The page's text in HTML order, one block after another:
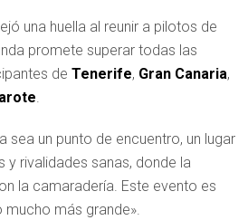
una huella al reunir a pilotos de
promete superar todas las
de Tenerife, Gran Canaria,
.
sea un punto de encuentro, un lugar
y rivalidades sanas, donde la
la camaradería. Este evento es
más grande».